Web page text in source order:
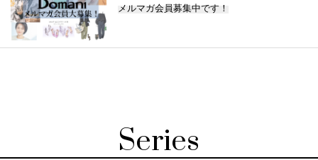
メルマガ会員募集中です！
Series